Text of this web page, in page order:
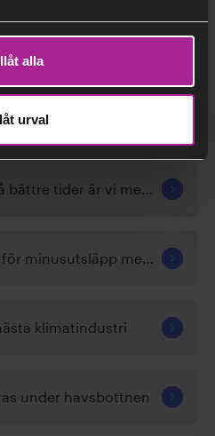
alla
urval
Medan andra väntar på bättre tider är vi med och skapar dem
Så bygger vi lösningar för minusutsläpp med ”hängslen och livrem”
klimatindustri
under havsbottnen